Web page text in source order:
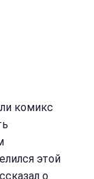
комикс
этой
о